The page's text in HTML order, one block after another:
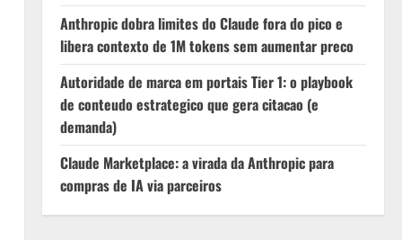
Anthropic dobra limites do Claude fora do pico e
libera contexto de 1M tokens sem aumentar preco
Autoridade de marca em portais Tier 1: o playbook
de conteudo estrategico que gera citacao (e
demanda)
Claude Marketplace: a virada da Anthropic para
compras de IA via parceiros